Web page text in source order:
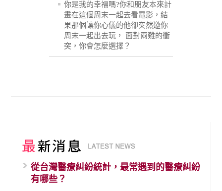
你是我的幸福嗎?你和朋友本來計
畫在這個周末一起去看電影，結
果那個讓你心儀的他卻突然邀你
周末一起出去玩， 面對兩難的衝
突，你會怎麼選擇？
從台灣醫療糾紛統計，最常遇到的醫療糾紛
有哪些？